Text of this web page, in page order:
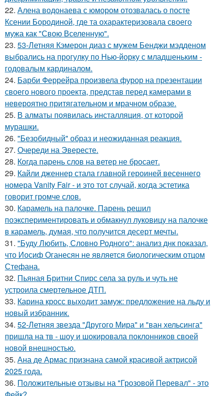
22. Алена водонаева с юмором отозвалась о посте
Ксении Бородиной, где та охарактеризовала своего
мужа как "Свою Вселенную".
23. 53-Летняя Кэмерон диаз с мужем Бенджи мэдденом
выбрались на прогулку по Нью-йорку с младшеньким -
годовалым кардиналом.
24. Барби Феррейра произвела фурор на презентации
своего нового проекта, представ перед камерами в
невероятно притягательном и мрачном образе.
25. В алматы появилась инсталляция, от которой
мурашки.
26. "Безобидный" образ и неожиданная реакция.
27. Очереди на Эвересте.
28. Когда парень слов на ветер не бросает.
29. Кайли дженнер стала главной героиней весеннего
номера Vanity Fair - и это тот случай, когда эстетика
говорит громче слов.
30. Карамель на палочке. Парень решил
поэкспериментировать и обмакнул луковицу на палочке
в карамель, думая, что получится десерт мечты.
31. "Буду Любить, Словно Родного": анализ днк показал,
что Иосиф Оганесян не является биологическим отцом
Стефана.
32. Пьяная Бритни Спирс села за руль и чуть не
устроила смертельное ДТП.
33. Карина кросс выходит замуж: предложение на льду и
новый избранник.
34. 52-Летняя звезда "Другого Мира" и "ван хельсинга"
пришла на тв - шоу и шокировала поклонников своей
новой внешностью.
35. Ана де Армас признана самой красивой актрисой
2025 года.
36. Положительные отзывы на "Грозовой Перевал" - это